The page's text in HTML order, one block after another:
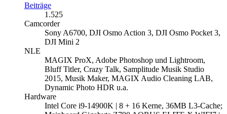
Beiträge
1.525
Camcorder
Sony A6700, DJI Osmo Action 3, DJI Osmo Pocket 3,
DJI Mini 2
NLE
MAGIX ProX, Adobe Photoshop und Lightroom,
Bluff Titler, Crazy Talk, Samplitude Musik Studio
2015, Musik Maker, MAGIX Audio Cleaning LAB,
Dynamic Photo HDR u.a.
Hardware
Intel Core i9-14900K | 8 + 16 Kerne, 36MB L3-Cache;